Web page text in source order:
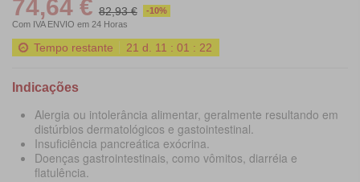
74,64 € 82,93 €
-10%
Com IVA ENVIO em 24 Horas
Tempo restante 21 d. 11 :01 : 20
Indicações
Alergia ou intolerância alimentar, geralmente resultando em
distúrbios dermatológicos e gastointestinal.
Insuficiência pancreática exócrina.
Doenças gastrointestinais, como vômitos, diarréia e
flatulência.